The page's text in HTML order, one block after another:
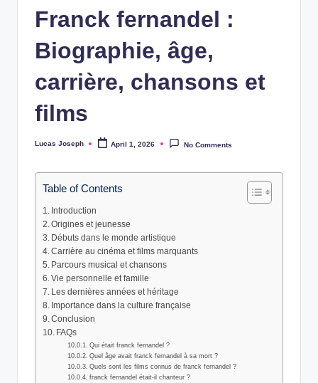
Franck fernandel :
Biographie, âge,
carrière, chansons et
films
Posted
Lucas Joseph April 1, 2026 No Comments
Table of Contents
Introduction
Origines et jeunesse
Débuts dans le monde artistique
Carrière au cinéma et films marquants
Parcours musical et chansons
Vie personnelle et famille
Les dernières années et héritage
Importance dans la culture française
Conclusion
FAQs
Qui était franck fernandel ?
Quel âge avait franck fernandel à sa mort ?
Quels sont les films connus de franck fernandel ?
franck fernandel était-il chanteur ?